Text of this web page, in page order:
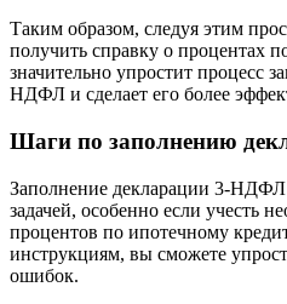
Таким образом, следуя этим
получить справку о процентах
значительно упростит процесс
НДФЛ и сделает его более
Шаги по заполнению
Заполнение декларации 3-НДФЛ
задачей, особенно если учесть
процентов по ипотечному
инструкциям, вы сможете
ошибок.